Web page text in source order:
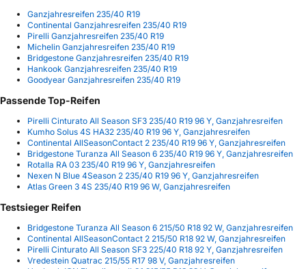
Ganzjahresreifen 235/40 R19
Continental Ganzjahresreifen 235/40 R19
Pirelli Ganzjahresreifen 235/40 R19
Michelin Ganzjahresreifen 235/40 R19
Bridgestone Ganzjahresreifen 235/40 R19
Hankook Ganzjahresreifen 235/40 R19
Goodyear Ganzjahresreifen 235/40 R19
Passende Top-Reifen
Pirelli Cinturato All Season SF3 235/40 R19 96 Y, Ganzjahresreifen
Kumho Solus 4S HA32 235/40 R19 96 Y, Ganzjahresreifen
Continental AllSeasonContact 2 235/40 R19 96 Y, Ganzjahresreifen
Bridgestone Turanza All Season 6 235/40 R19 96 Y, Ganzjahresreifen
Rotalla RA 03 235/40 R19 96 Y, Ganzjahresreifen
Nexen N Blue 4Season 2 235/40 R19 96 Y, Ganzjahresreifen
Atlas Green 3 4S 235/40 R19 96 W, Ganzjahresreifen
Testsieger Reifen
Bridgestone Turanza All Season 6 215/50 R18 92 W, Ganzjahresreifen
Continental AllSeasonContact 2 215/50 R18 92 W, Ganzjahresreifen
Pirelli Cinturato All Season SF3 225/40 R18 92 Y, Ganzjahresreifen
Vredestein Quatrac 215/55 R17 98 V, Ganzjahresreifen